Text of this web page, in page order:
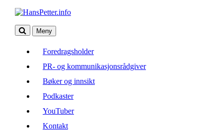
Meny
Foredragsholder
PR- og kommunikasjonsrådgiver
Bøker og innsikt
Podkaster
YouTuber
Kontakt
Foredragsholder
PR- og kommunikasjonsrådgiver
Bøker og innsikt
YouTuber
Kontakt